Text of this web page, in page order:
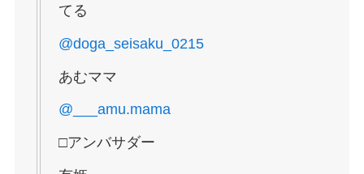
てる
@doga_seisaku_0215
あむママ
@___amu.mama
□アンバサダー